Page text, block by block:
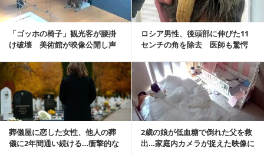
「ゴッホの椅子」観光客が腰掛
け破壊 美術館が映像公開し声
ロシア男性、後頭部に伸びた11
センチの角を除去 医師も驚愕
葬儀屋に恋した女性、他人の葬
儀に2年間通い続ける…衝撃的な
2歳の娘が低血糖で倒れた父を救
出…家庭内カメラが捉えた映像に
記事を読む